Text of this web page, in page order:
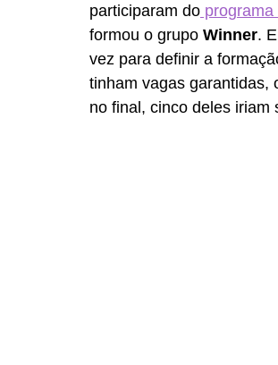
participaram do
formou o grupo Winner.
vez para definir a
tinham vagas garantidas,
no final, cinco deles iriam